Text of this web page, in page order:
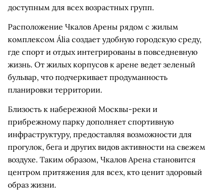
доступным для всех возрастных групп.
Расположение Чкалов Арены рядом с жилым
комплексом Ália создает удобную городскую среду,
где спорт и отдых интегрированы в повседневную
жизнь. От жилых корпусов к арене ведет зеленый
бульвар, что подчеркивает продуманность
планировки территории.
Близость к набережной Москвы-реки и
прибрежному парку дополняет спортивную
инфраструктуру, предоставляя возможности для
прогулок, бега и других видов активности на свежем
воздухе. Таким образом, Чкалов Арена становится
центром притяжения для всех, кто ценит здоровый
образ жизни.